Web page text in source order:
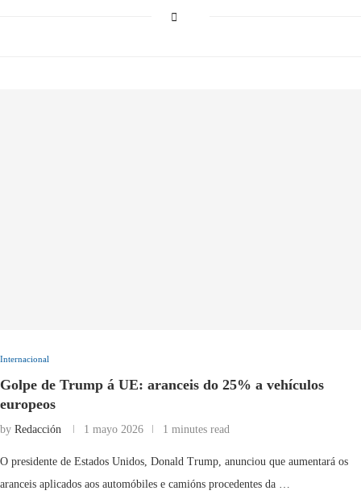
Internacional
Golpe de Trump á UE: aranceis do 25% a vehículos
europeos
by Redacción 1 mayo 2026 1 minutes read
O presidente de Estados Unidos, Donald Trump, anunciou que aumentará os
aranceis aplicados aos automóbiles e camións procedentes da …